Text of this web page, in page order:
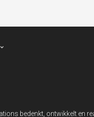
bedenkt, ontwikkelt en